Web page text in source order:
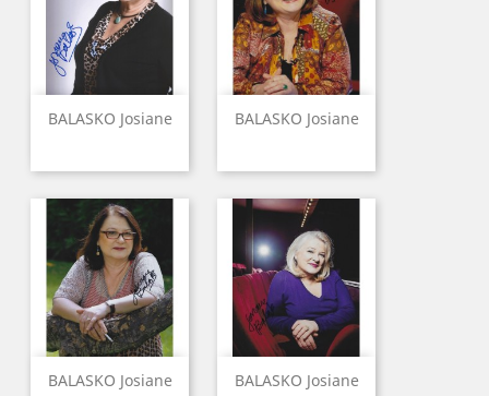
BALASKO Josiane BALASKO Josiane
BALASKO Josiane BALASKO Josiane